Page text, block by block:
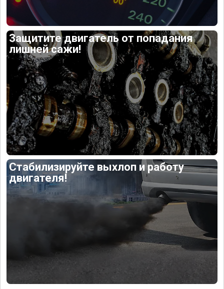
Защитите двигатель от попадания
лишней сажи!
Стабилизируйте выхлоп и работу
двигателя!